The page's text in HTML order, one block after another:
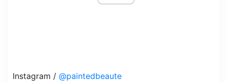
Instagram / @paintedbeaute